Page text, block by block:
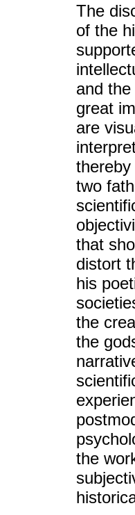
The
of the
and
great
are
two
that
distort
his
the
the
the